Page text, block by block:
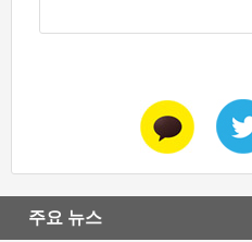
주요 뉴스